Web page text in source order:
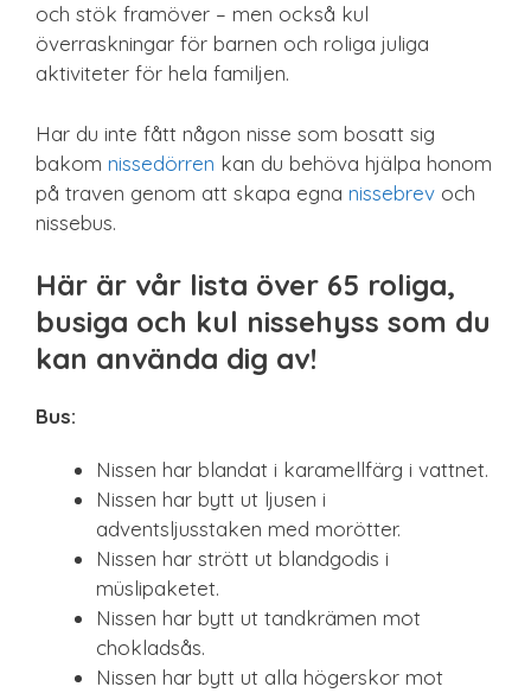
Teknik
Unikt
Upplevelse
och stök framöver – men också kul
överraskningar för barnen och roliga juliga
aktiviteter för hela familjen.
Har du inte fått någon nisse som bosatt sig
bakom nissedörren kan du behöva hjälpa honom
på traven genom att skapa egna nissebrev och
nissebus.
Här är vår lista över 65 roliga,
busiga och kul nissehyss som du
kan använda dig av!
Bus:
Nissen har blandat i karamellfärg i vattnet.
Nissen har bytt ut ljusen i
adventsljusstaken med morötter.
Nissen har strött ut blandgodis i
müslipaketet.
Nissen har bytt ut tandkrämen mot
chokladsås.
Nissen har bytt ut alla högerskor mot